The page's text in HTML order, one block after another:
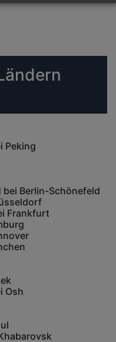
Peking
bei Berlin-Schönefeld
Frankfurt
Osh